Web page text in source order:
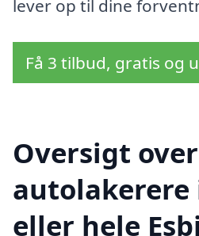
lever op til dine
Få 3 tilbud, gratis og
Oversigt over
eller hele